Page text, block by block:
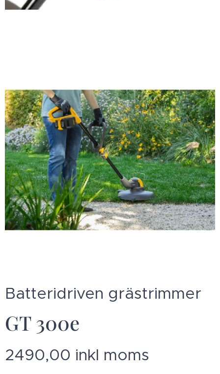
Batteridriven grästrimmer
GT 300e
2490,00 inkl moms